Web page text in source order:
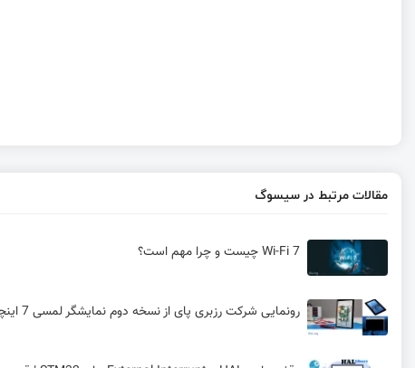
مقالات مرتبط در سیسوگ
Wi-Fi 7 چیست و چرا مهم است؟
رونمایی شرکت رزبری پای از نسخه دوم نمایشگر لمسی 7 اینچی